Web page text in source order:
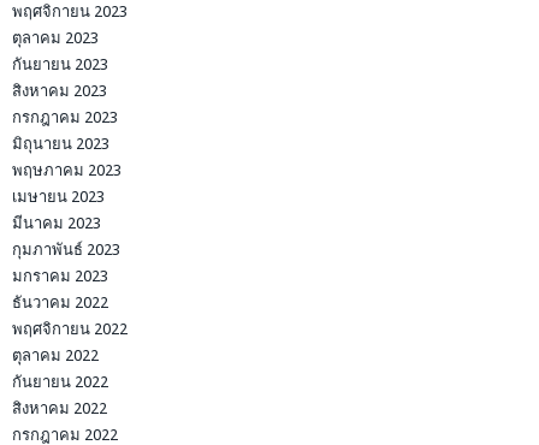
พฤศจิกายน 2023
ตุลาคม 2023
กันยายน 2023
สิงหาคม 2023
กรกฎาคม 2023
มิถุนายน 2023
พฤษภาคม 2023
เมษายน 2023
มีนาคม 2023
กุมภาพันธ์ 2023
มกราคม 2023
ธันวาคม 2022
พฤศจิกายน 2022
ตุลาคม 2022
กันยายน 2022
สิงหาคม 2022
กรกฎาคม 2022